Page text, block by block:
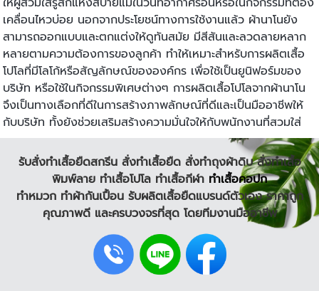
เคลื่อนไหวบ่อย นอกจากประโยชน์ทางการใช้งานแล้ว ผ้านาโนยัง
สามารถออกแบบและตกแต่งให้ดูทันสมัย มีสีสันและลวดลายหลาก
หลายตามความต้องการของลูกค้า ทำให้เหมาะสำหรับการผลิตเสื้อ
โปโลที่มีโลโก้หรือสัญลักษณ์ขององค์กร เพื่อใช้เป็นยูนิฟอร์มของ
บริษัท หรือใช้ในกิจกรรมพิเศษต่างๆ การผลิตเสื้อโปโลจากผ้านาโน
จึงเป็นทางเลือกที่ดีในการสร้างภาพลักษณ์ที่ดีและเป็นมืออาชีพให้
กับบริษัท ทั้งยังช่วยเสริมสร้างความมั่นใจให้กับพนักงานที่สวมใส่
รับสั่งทําเสื้อยืดสกรีน สั่งทำเสื้อยืด สั่งทำถุงผ้าดิบ สั่งทำเสื้อ
พิมพ์ลาย ทำเสื้อโปโล ทำเสื้อกีฬา ทำเสื้อคอปก
ทำหมวก ทำผ้ากันเปื้อน รับผลิตเสื้อยืดแบรนด์ตัวเองราคาถูก
คุณภาพดี และครบวงจรที่สุด โดยทีมงานมืออาชีพ